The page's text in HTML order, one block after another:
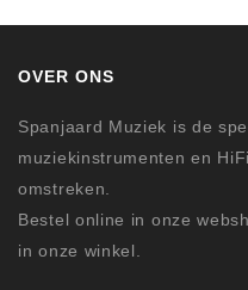
OVER ONS
Spanjaard Muziek is de
muziekinstrumenten en
omstreken.
Bestel online in onze
in onze winkel.